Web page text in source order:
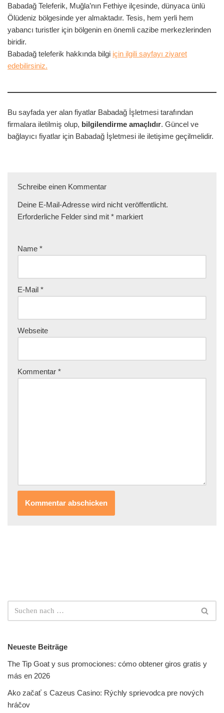
Babadağ Teleferik, Muğla’nın Fethiye ilçesinde, dünyaca ünlü
Ölüdeniz bölgesinde yer almaktadır. Tesis, hem yerli hem
yabancı turistler için bölgenin en önemli cazibe merkezlerinden
biridir.
Babadağ teleferik hakkında bilgi için ilgili sayfayı ziyaret
edebilirsiniz.
Bu sayfada yer alan fiyatlar Babadağ İşletmesi tarafından
firmalara iletilmiş olup, bilgilendirme amaçlıdır. Güncel ve
bağlayıcı fiyatlar için Babadağ İşletmesi ile iletişime geçilmelidir.
Schreibe einen Kommentar
Deine E-Mail-Adresse wird nicht veröffentlicht.
Erforderliche Felder sind mit * markiert
Name *
E-Mail *
Webseite
Kommentar *
Neueste Beiträge
The Tip Goat y sus promociones: cómo obtener giros gratis y
más en 2026
Ako začať s Cazeus Casino: Rýchly sprievodca pre nových
hráčov